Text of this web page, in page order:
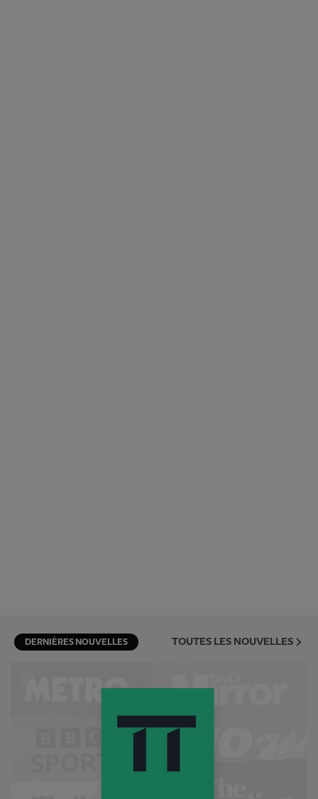
DERNIÈRES NOUVELLES TOUTES LES NOUVELLES